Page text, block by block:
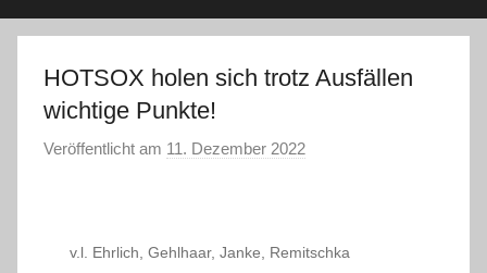
e.V.
HOTSOX holen sich trotz Ausfällen
wichtige Punkte!
Veröffentlicht am 11. Dezember 2022
d
v.l. Ehrlich, Gehlhaar, Janke, Remitschka